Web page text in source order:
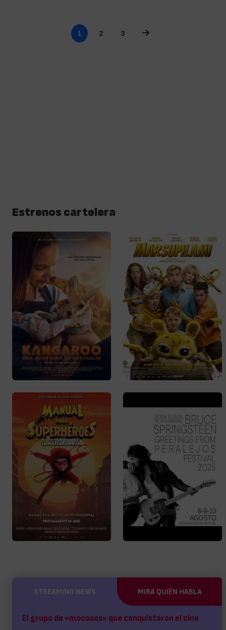
Current Page
1 Page
2 Page
3
Estrenos cartelera
STREAMING NEWS MIRA QUIÉN HABLA
El grupo de «mocosos» que conquistaron el cine